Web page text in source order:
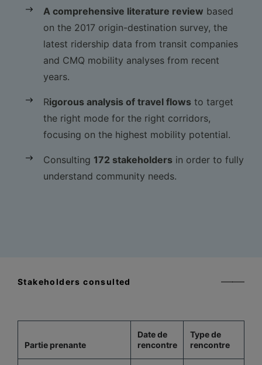
A comprehensive literature review based
on the 2017 origin-destination survey, the
latest ridership data from transit companies
and CMQ mobility analyses from recent
years.
Rigorous analysis of travel flows to target
the right mode for the right corridors,
focusing on the highest mobility potential.
Consulting 172 stakeholders in order to fully
understand community needs.
Stakeholders consulted
Partie prenante
Date de
rencontre
Type de
rencontre